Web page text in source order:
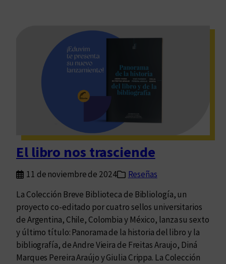
El libro nos trasciende
11 de noviembre de 2024
Reseñas
La Colección Breve Biblioteca de Bibliología, un
proyecto co-editado por cuatro sellos universitarios
de Argentina, Chile, Colombia y México, lanza su sexto
y último título: Panorama de la historia del libro y la
bibliografía, de Andre Vieira de Freitas Araujo, Diná
Marques Pereira Araújo y Giulia Crippa. La Colección